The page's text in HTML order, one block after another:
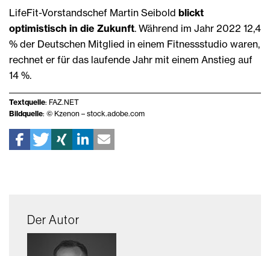
LifeFit-Vorstandschef Martin Seibold blickt
optimistisch in die Zukunft. Während im Jahr 2022 12,4
% der Deutschen Mitglied in einem Fitnessstudio waren,
rechnet er für das laufende Jahr mit einem Anstieg auf
14 %.
Textquelle: FAZ.NET
Bildquelle: © Kzenon – stock.adobe.com
Der Autor